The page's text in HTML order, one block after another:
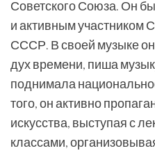
Советского Союза. Он
и активным участником
СССР. В своей музыке
дух времени, пиша
поднимала
того, он активно
искусства, выступая с
классами,